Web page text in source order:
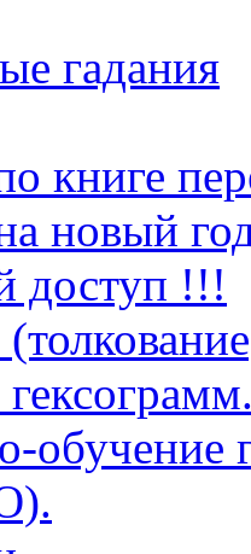
гадания
книге
новый
доступ !!!
обучение